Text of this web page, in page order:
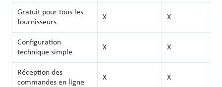
Gratuit pour tous les
fournisseurs
X X
Configuration
technique simple
X X
Réception des
commandes en ligne
X X